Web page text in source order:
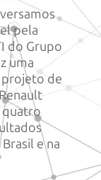
pela
do Grupo
uma
projeto de
quatro
e na